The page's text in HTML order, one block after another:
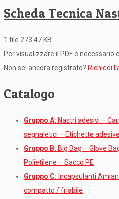
Scheda Tecnica
1 file 273.47 KB
Per visualizzare il PDF è necessario
Non sei ancora registrato? Richiedi
Catalogo
Gruppo A: Nastri adesivi –
segnaletici – Etichette adesive
Gruppo B: Big Bag – Glove
Polietilene – Sacco PE
Gruppo C: Incapsulanti
compatto / friabile